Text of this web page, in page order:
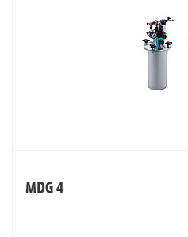
MDG 4